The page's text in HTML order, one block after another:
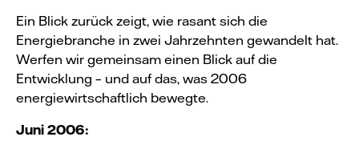
Ein Blick zurück zeigt, wie rasant sich die
Energiebranche in zwei Jahrzehnten gewandelt hat.
Werfen wir gemeinsam einen Blick auf die
Entwicklung – und auf das, was 2006
energiewirtschaftlich bewegte.
Juni 2006: